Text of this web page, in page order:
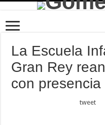
La Escuela
Gran Rey
con
tweet